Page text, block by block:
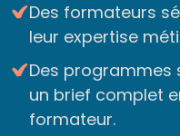
Des formateurs
leur expertise
Des programmes
un brief complet
formateur.